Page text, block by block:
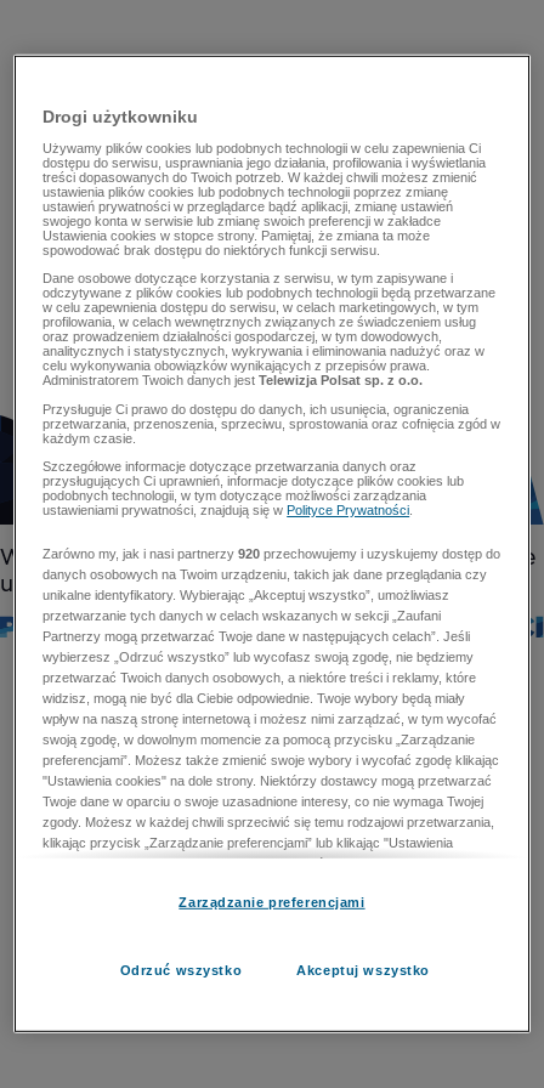
Drogi użytkowniku
Używamy plików cookies lub podobnych technologii w celu zapewnienia Ci
dostępu do serwisu, usprawniania jego działania, profilowania i wyświetlania
treści dopasowanych do Twoich potrzeb. W każdej chwili możesz zmienić
ustawienia plików cookies lub podobnych technologii poprzez zmianę
ustawień prywatności w przeglądarce bądź aplikacji, zmianę ustawień
swojego konta w serwisie lub zmianę swoich preferencji w zakładce
Ustawienia cookies w stopce strony. Pamiętaj, że zmiana ta może
spowodować brak dostępu do niektórych funkcji serwisu.
Dane osobowe dotyczące korzystania z serwisu, w tym zapisywane i
odczytywane z plików cookies lub podobnych technologii będą przetwarzane
w celu zapewnienia dostępu do serwisu, w celach marketingowych, w tym
profilowania, w celach wewnętrznych związanych ze świadczeniem usług
oraz prowadzeniem działalności gospodarczej, w tym dowodowych,
analitycznych i statystycznych, wykrywania i eliminowania nadużyć oraz w
celu wykonywania obowiązków wynikających z przepisów prawa.
Administratorem Twoich danych jestTelewizja Polsat sp. z o.o.
Przysługuje Ci prawo do dostępu do danych, ich usunięcia, ograniczenia
przetwarzania, przenoszenia, sprzeciwu, sprostowania oraz cofnięcia zgód w
każdym czasie.
Szczegółowe informacje dotyczące przetwarzania danych oraz
przysługujących Ci uprawnień, informacje dotyczące plików cookies lub
podobnych technologii, w tym dotyczące możliwości zarządzania
ustawieniami prywatności, znajdują się wPolityce Prywatności
Zarówno my, jak i nasi partnerzy920 przechowujemy i uzyskujemy dostęp do
danych osobowych na Twoim urządzeniu, takich jak dane przeglądania czy
unikalne identyfikatory. Wybierając „Akceptuj wszystko”, umożliwiasz
przetwarzanie tych danych w celach wskazanych w sekcji „Zaufani
Partnerzy mogą przetwarzać Twoje dane w następujących celach”. Jeśli
wybierzesz „Odrzuć wszystko” lub wycofasz swoją zgodę, nie będziemy
przetwarzać Twoich danych osobowych, a niektóre treści i reklamy, które
widzisz, mogą nie być dla Ciebie odpowiednie. Twoje wybory będą miały
wpływ na naszą stronę internetową i możesz nimi zarządzać, w tym wycofać
swoją zgodę, w dowolnym momencie za pomocą przycisku „Zarządzanie
preferencjami”. Możesz także zmienić swoje wybory i wycofać zgodę klikając
"Ustawienia cookies" na dole strony. Niektórzy dostawcy mogą przetwarzać
Twoje dane w oparciu o swoje uzasadnione interesy, co nie wymaga Twojej
zgody. Możesz w każdej chwili sprzeciwić się temu rodzajowi przetwarzania,
klikając przycisk „Zarządzanie preferencjami” lub klikając "Ustawienia
cookies" na dole strony. Nie możesz sprzeciwić się przetwarzaniu przez
zapobiegania oszustwom i naprawiania błędów, a w tym celu mogą zostać
przetwarzaniu danych osobowych w celu dostarczania i prezentacji reklam i
Zarządzanie preferencjami
Odrzuć wszystko Akceptuj wszystko